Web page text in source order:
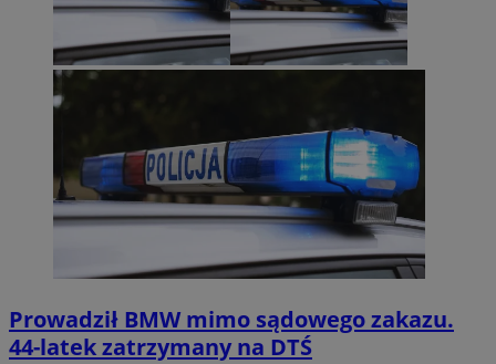
Prowadził BMW mimo sądowego zakazu.
44-latek zatrzymany na DTŚ